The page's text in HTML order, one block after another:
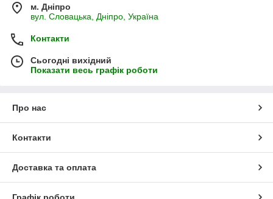
м. Дніпро
вул. Словацька, Дніпро, Україна
Контакти
Сьогодні вихідний
Показати весь графік роботи
Про нас
Контакти
Доставка та оплата